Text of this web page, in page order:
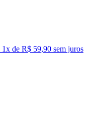
1x de R$ 59,90 sem juros